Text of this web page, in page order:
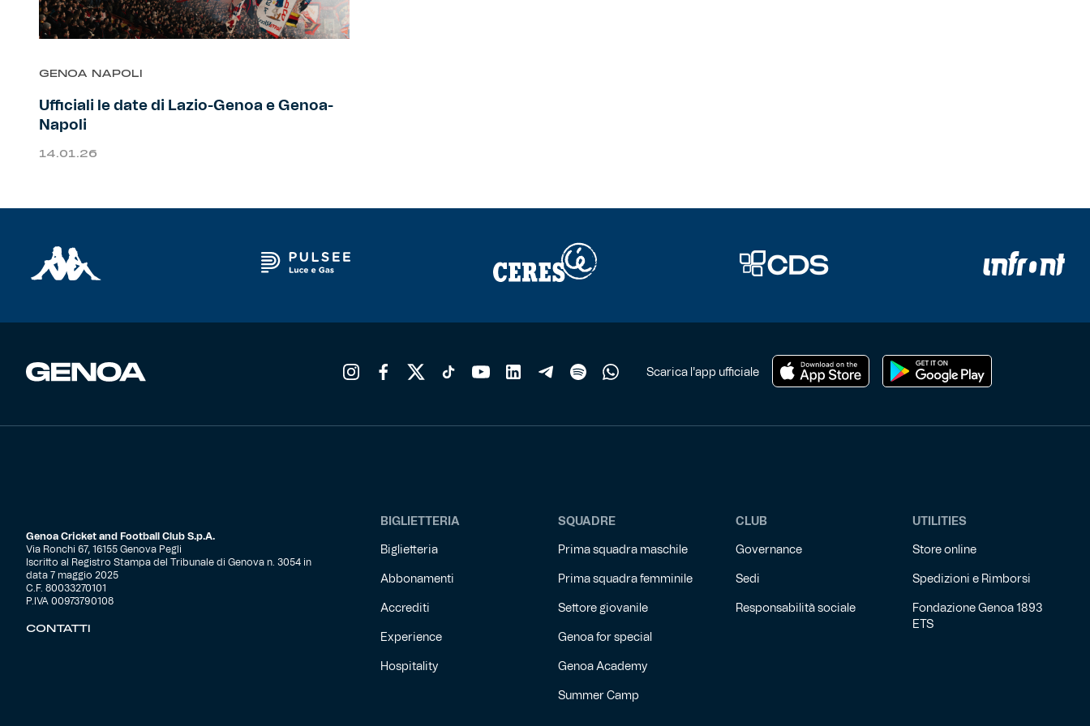
Primavera
Settore giovanile
Genoa for Special
Training
Pre Match
Rappresentanza
Tacchettee Collection
Urban Collection
Robe di Kappa x Genoa
Accessori
Party
GENOA NAPOLI
Ufficiali le date di Lazio-Genoa e Genoa-
Napoli
14.01.26
Scarica l'app ufficiale
Genoa Cricket and Football Club S.p.A.
Via Ronchi 67, 16155 Genova Pegli
Iscritto al Registro Stampa del Tribunale di Genova n. 3054 in
data 7 maggio 2025
C.F. 80033270101
P.IVA 00973790108
CONTATTI
BIGLIETTERIA
Biglietteria
Abbonamenti
Accrediti
Experience
Hospitality
SQUADRE
Prima squadra maschile
Prima squadra femminile
Settore giovanile
Genoa for special
Genoa Academy
Summer Camp
CLUB
Governance
Sedi
Responsabilità sociale
UTILITIES
Store online
Spedizioni e Rimborsi
Fondazione Genoa 1893
ETS